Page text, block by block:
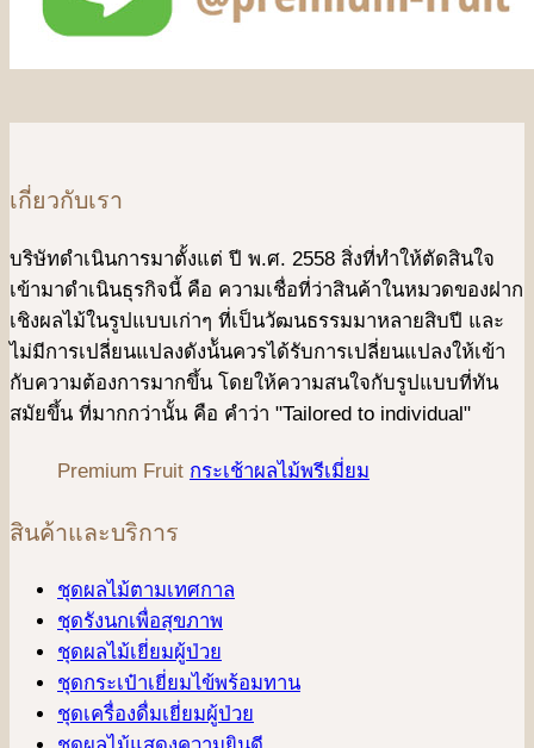
เกี่ยวกับเรา
บริษัทดําเนินการมาตั้งแต่ ปี พ.ศ. 2558 สิ่งที่ทำให้ตัดสินใจ
เข้ามาดําเนินธุรกิจนี้ คือ ความเชื่อที่ว่าสินค้าในหมวดของฝาก
เชิงผลไม้ในรูปแบบเก่าๆ ที่เป็นวัฒนธรรมมาหลายสิบปี และ
ไม่มีการเปลี่ยนแปลงดังน้ันควรได้รับการเปลี่ยนแปลงให้เข้า
กับความต้องการมากขึ้น โดยให้ความสนใจกับรูปแบบที่ทัน
สมัยขึ้น ที่มากกว่านั้น คือ คําว่า "Tailored to individual"
Premium Fruit กระเช้าผลไม้พรีเมี่ยม
สินค้าและบริการ
ชุดผลไม้ตามเทศกาล
ชุดรังนกเพื่อสุขภาพ
ชุดผลไม้เยี่ยมผู้ป่วย
ชุดกระเป๋าเยี่ยมไข้พร้อมทาน
ชุดเครื่องดื่มเยี่ยมผู้ป่วย